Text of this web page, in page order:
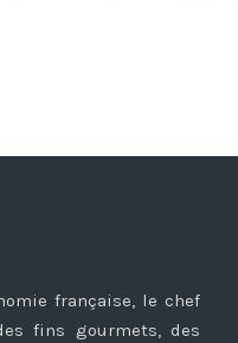
française, le chef
fins gourmets, des